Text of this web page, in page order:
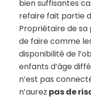
bien suffisantes
refaire fait partie
Propriétaire de
de faire comme
disponibilité de
enfants d’âge
n’est pas
n’aurez pas de